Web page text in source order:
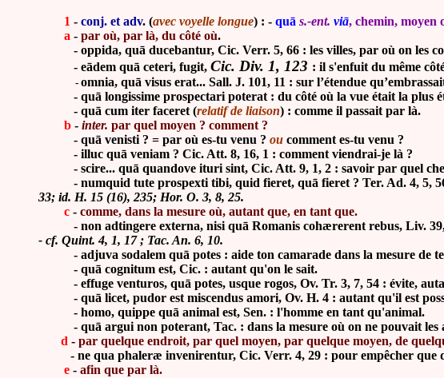
1 - conj. et adv. (avec voyelle longue) : - quā s.-ent. viā, chemin, moyen
a - par où, par là, du côté où.
- oppida, quā ducebantur, Cic. Verr. 5, 66 : les villes, par où on les
- eādem quā ceteri, fugit, Cic. Div. 1, 123 : il s'enfuit du même
- omnia, quā visus erat... Sall. J. 101, 11 : sur l’étendue
- quā longissime prospectari poterat : du côté où la vue était la plus
- quā cum iter faceret (relatif de liaison) : comme il passait par là.
b - inter. par quel moyen ? comment ?
- quā venisti ? = par où es-tu venu ? ou comment es-tu venu ?
- illuc quā veniam ? Cic. Att. 8, 16, 1 : comment viendrai-je là ?
- scire... quā quandove ituri sint, Cic. Att. 9, 1, 2 : savoir par quel
- numquid tute prospexti tibi, quid fieret, quā fieret ? Ter. Ad. 4, 5, 56
33; id. H. 15 (16), 235; Hor. O. 3, 8, 25.
c - comme, dans la mesure où, autant que, en tant que.
- non adtingere externa, nisi quā Romanis cohærerent rebus, Liv.
- cf. Quint. 4, 1, 17 ; Tac. An. 6, 10.
- adjuva sodalem quā potes : aide ton camarade dans la mesure de
- quā cognitum est, Cic. : autant qu'on le sait.
- effuge venturos, quā potes, usque rogos, Ov. Tr. 3, 7, 54 : évite,
- quā licet, pudor est miscendus amori, Ov. H. 4 : autant qu'il est
- homo, quippe quā animal est, Sen. : l'homme en tant qu'animal.
- quā argui non poterant, Tac. : dans la mesure où on ne pouvait les
d - par quelque endroit, par quel moyen, par quelque moyen, de
- ne qua phaleræ invenirentur, Cic. Verr. 4, 29 : pour empêcher que
e - afin que par là.